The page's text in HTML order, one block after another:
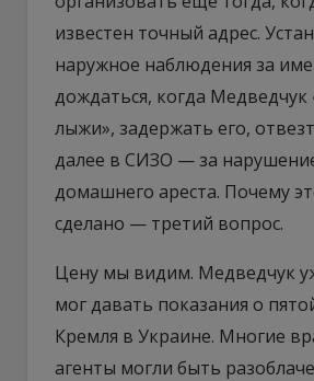
известен точный адрес.
наружное наблюдения за
дождаться, когда Медведчук
лыжи», задержать его,
далее в СИЗО — за
домашнего ареста. Почему
сделано — третий вопрос.
Цену мы видим. Медведчук
мог давать показания о
Кремля в Украине. Многие
агенты могли быть